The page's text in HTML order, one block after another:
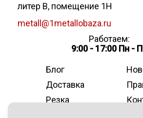
литер В, помещение 1Н
metall@1metallobaza.ru
Работаем:
9:00 - 17:00 Пн -
Блог
Доставка
Резка